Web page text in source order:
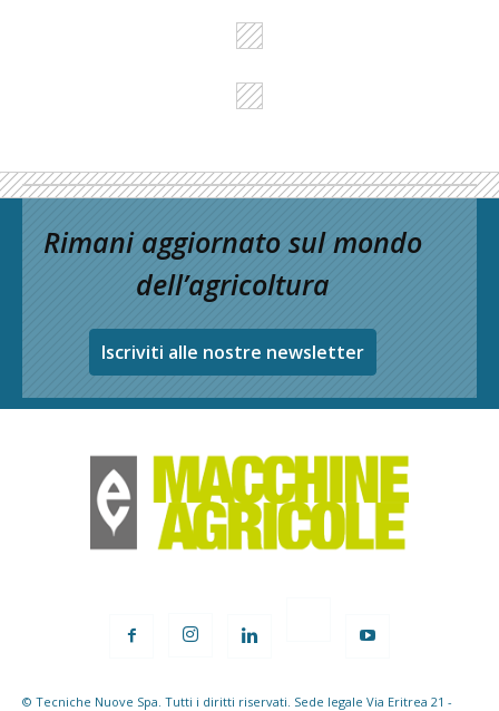
Rimani aggiornato sul mondo
dell’agricoltura
Iscriviti alle nostre newsletter
© Tecniche Nuove Spa. Tutti i diritti riservati. Sede legale Via Eritrea 21 -